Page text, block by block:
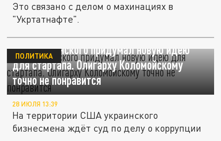
Это связано с делом о махинациях в
"Укртатнафте".
Офис Зеленского придумал новую идею
для стартапа. Олигарху Коломойскому
точно не понравится
ПОЛИТИКА
28 ИЮЛЯ 13:39
На территории США украинского
бизнесмена ждёт суд по делу о коррупции